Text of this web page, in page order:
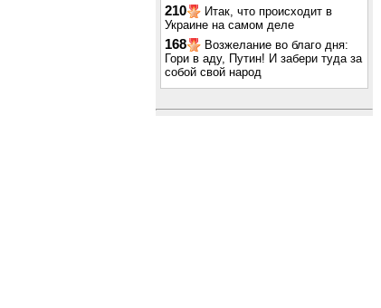
210
Итак, что происходит в
Украине на самом деле
168
Возжелание во благо дня:
Гори в аду, Путин! И забери туда за
собой свой народ